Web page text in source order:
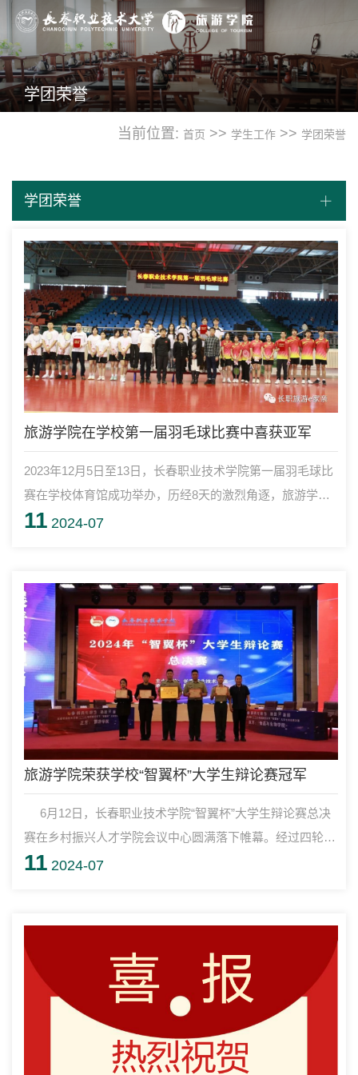
学团荣誉
当前位置: 首页 >> 学生工作 >> 学团荣誉
学团荣誉
旅游学院在学校第一届羽毛球比赛中喜获亚军
2023年12月5日至13日，长春职业技术学院第一届羽毛球比
赛在学校体育馆成功举办，历经8天的激烈角逐，旅游学院
代表队喜获亚军。在本次比赛中，旅游学院羽毛球队一路过
女单，全校共有8支队伍参赛。旅游学院精心组织，学生踊
跃报名，经过选拔，最终派出10名学生代表学院参赛，由学
生科张炜铭老师担任教练，学生马刻爽担...
11 2024-07
旅游学院荣获学校“智翼杯”大学生辩论赛冠军
6月12日，长春职业技术学院“智翼杯”大学生辩论赛总决
赛在乡村振兴人才学院会议中心圆满落下帷幕。经过四轮初
赛、两轮半决赛的激烈角逐，旅游学院和食品与生物学院在
实，教师陈佳琪、杨晨担任。各学院团委负责人、参赛队伍
成员及学生代表300余人现场观...
11 2024-07